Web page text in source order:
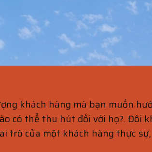
khách hàng mà bạn muốn
có thể thu hút đối với họ?. Đôi
trò của một khách hàng thực